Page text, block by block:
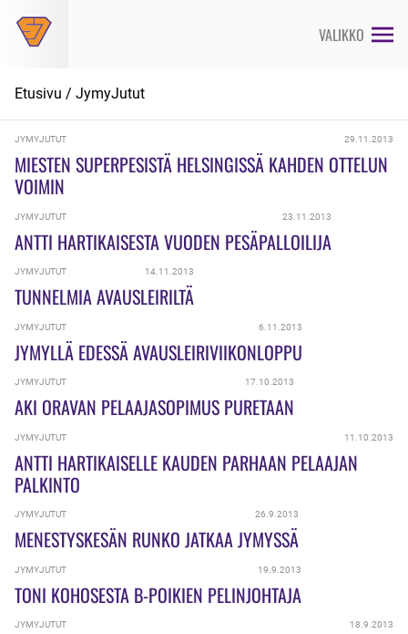
suoraan
VALIKKO
Etusivu / JymyJutut
JYMYJUTUT 29.11.2013
MIESTEN SUPERPESISTÄ HELSINGISSÄ KAHDEN OTTELUN
VOIMIN
JYMYJUTUT 23.11.2013
ANTTI HARTIKAISESTA VUODEN PESÄPALLOILIJA
JYMYJUTUT 14.11.2013
TUNNELMIA AVAUSLEIRILTÄ
JYMYJUTUT 6.11.2013
JYMYLLÄ EDESSÄ AVAUSLEIRIVIIKONLOPPU
JYMYJUTUT 17.10.2013
AKI ORAVAN PELAAJASOPIMUS PURETAAN
JYMYJUTUT 11.10.2013
ANTTI HARTIKAISELLE KAUDEN PARHAAN PELAAJAN
PALKINTO
JYMYJUTUT 26.9.2013
MENESTYSKESÄN RUNKO JATKAA JYMYSSÄ
JYMYJUTUT 19.9.2013
TONI KOHOSESTA B-POIKIEN PELINJOHTAJA
JYMYJUTUT 18.9.2013